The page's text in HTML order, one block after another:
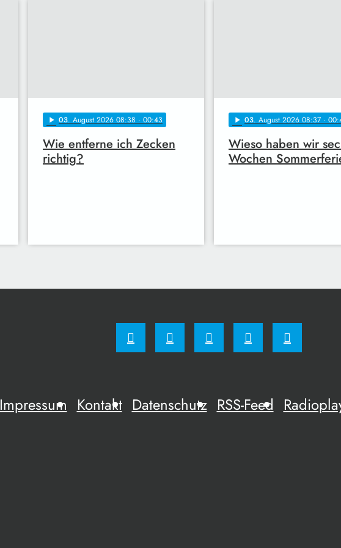
play_arrow 03. August 2026 08:38 · 00:43
Wie entferne ich Zecken
richtig?
play_arrow 03. August 2026 08:37 ·
Wieso haben wir
Wochen
Impressum Kontakt Datenschutz RSS-Feed